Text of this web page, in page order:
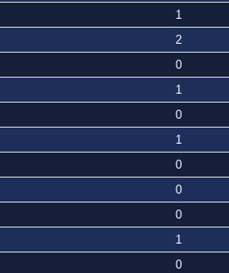
1
2
0
1
0
1
0
0
0
1
0